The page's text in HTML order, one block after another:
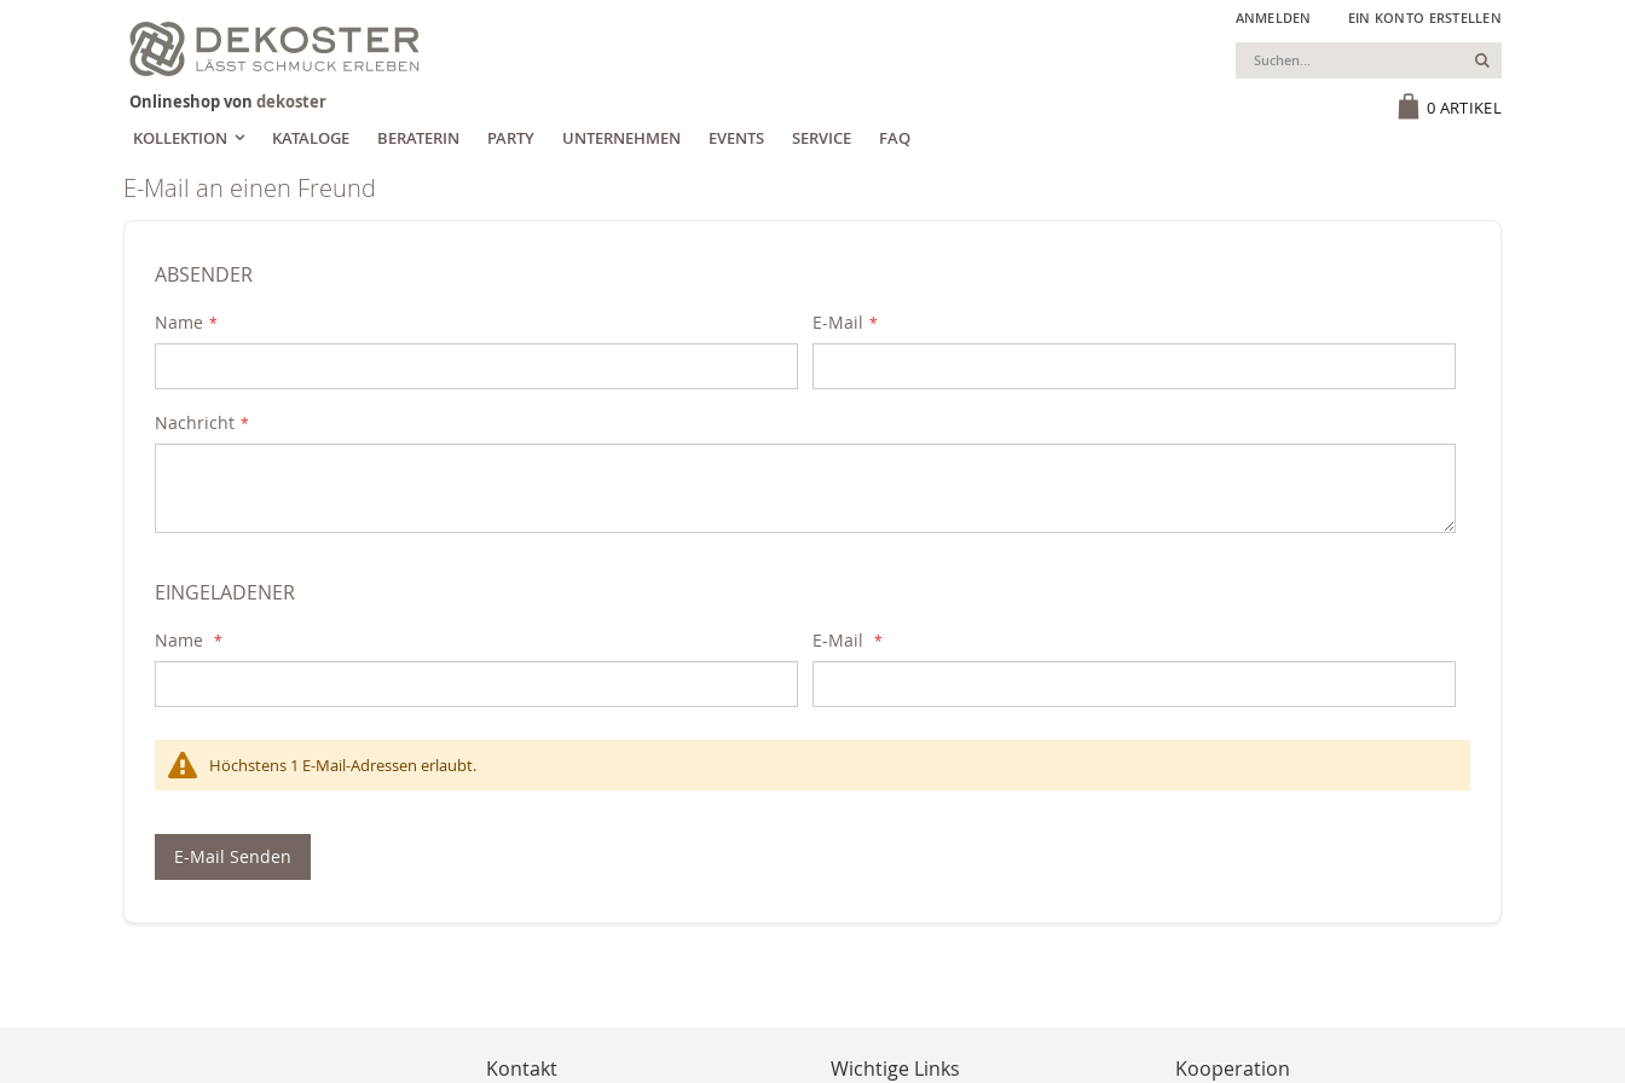
Zum
Inhalt
springen
ANMELDEN EIN KONTO ERSTELLEN
0 ARTIKEL
Suchen
Onlineshop von dekoster
KOLLEKTION
KATALOGE BERATERIN PARTY UNTERNEHMEN EVENTS SERVICE FAQ
E-Mail an einen Freund
ABSENDER
Name E-Mail
Nachricht
EINGELADENER
Name E-Mail
Höchstens 1 E-Mail-Adressen erlaubt.
E-Mail Senden
Kontakt Wichtige Links Kooperation